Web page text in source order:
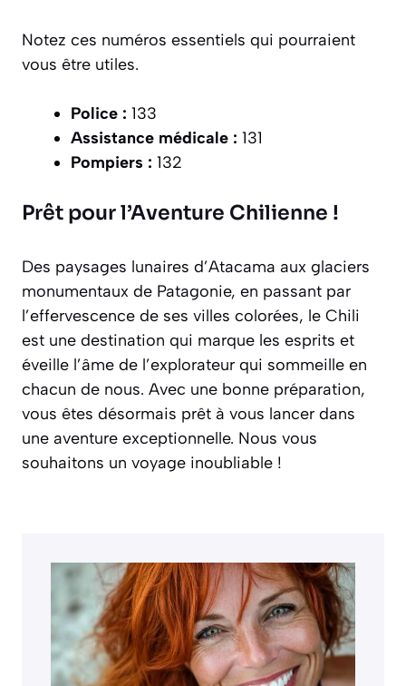
Notez ces numéros essentiels qui pourraient
vous être utiles.
Police : 133
Assistance médicale : 131
Pompiers : 132
Prêt pour l’Aventure Chilienne !
Des paysages lunaires d’Atacama aux glaciers
monumentaux de Patagonie, en passant par
l’effervescence de ses villes colorées, le Chili
est une destination qui marque les esprits et
éveille l’âme de l’explorateur qui sommeille en
chacun de nous. Avec une bonne préparation,
vous êtes désormais prêt à vous lancer dans
une aventure exceptionnelle. Nous vous
souhaitons un voyage inoubliable !